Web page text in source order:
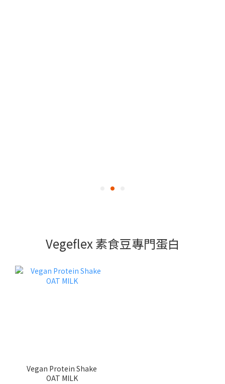
Vegeflex 素食豆專門蛋白
Vegan Protein Shake
OAT MILK